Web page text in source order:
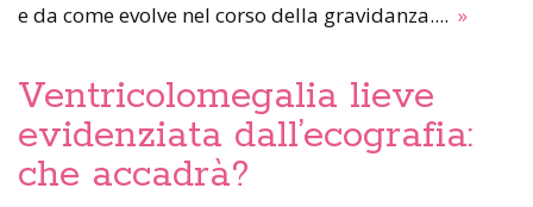
e da come evolve nel corso della gravidanza.... »
Ventricolomegalia lieve
evidenziata dall’ecografia:
che accadrà?